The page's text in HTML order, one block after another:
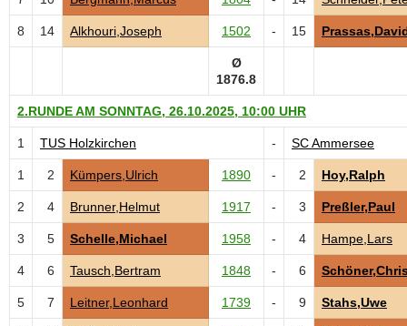
8 14 Alkhouri,Joseph 1502 - 15
Ø
1876.8
2.RUNDE AM SONNTAG, 26.10.2025, 10:00 UHR
1 TUS Holzkirchen - SC Ammersee
1 2 Kümpers,Ulrich 1890 - 2 Hoy,Ralph
2 4 Brunner,Helmut 1917 - 3 Preßler,Paul
3 5 Schelle,Michael 1958 - 4 Hampe,Lars
4 6 Tausch,Bertram 1848 - 6
5 7 Leitner,Leonhard 1739 - 9 Stahs,Uwe